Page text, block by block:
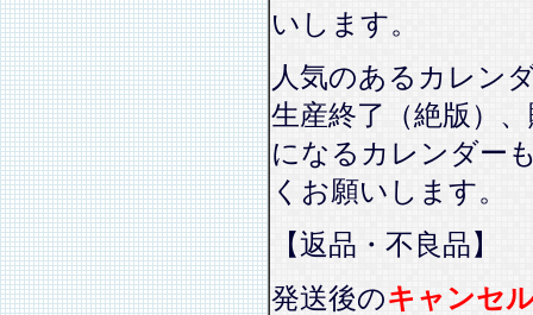
いします。
人気のあるカレン
生産終了（絶版）
になるカレンダー
くお願いします。
【返品・不良品】
発送後のキャンセ